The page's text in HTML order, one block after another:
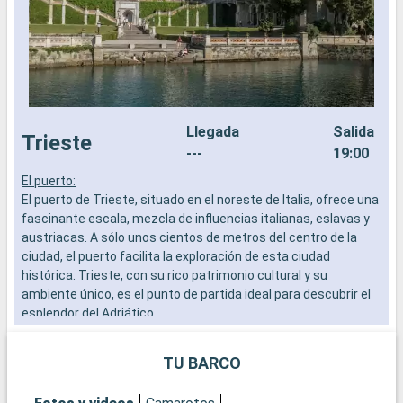
Trieste
Llegada
---
Salida
19:00
El puerto:
El puerto de Trieste, situado en el noreste de Italia, ofrece una
fascinante escala, mezcla de influencias italianas, eslavas y
austriacas. A sólo unos cientos de metros del centro de la
ciudad, el puerto facilita la exploración de esta ciudad
histórica. Trieste, con su rico patrimonio cultural y su
ambiente único, es el punto de partida ideal para descubrir el
esplendor del Adriático.
Trieste es una ciudad de contrastes y diversidad. La Piazza
TU BARCO